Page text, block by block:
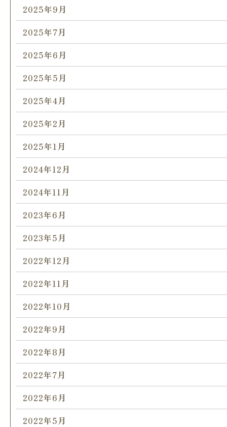
2025年9月
2025年7月
2025年6月
2025年5月
2025年4月
2025年2月
2025年1月
2024年12月
2024年11月
2023年6月
2023年5月
2022年12月
2022年11月
2022年10月
2022年9月
2022年8月
2022年7月
2022年6月
2022年5月